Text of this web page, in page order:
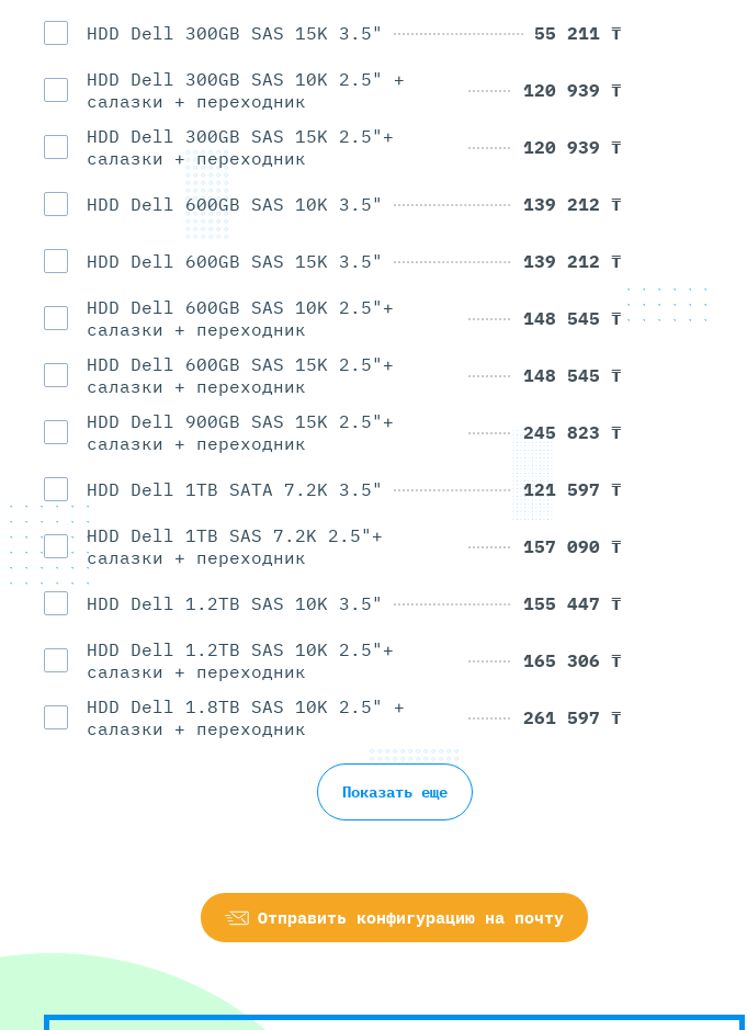
HDD Dell 300GB SAS 15K 3.5" 55 211 ₸
HDD Dell 300GB SAS 10K 2.5" +
салазки + переходник
120 939 ₸
HDD Dell 300GB SAS 15K 2.5"+
салазки + переходник
120 939 ₸
HDD Dell 600GB SAS 10K 3.5" 139 212 ₸
HDD Dell 600GB SAS 15K 3.5" 139 212 ₸
HDD Dell 600GB SAS 10K 2.5"+
салазки + переходник
148 545 ₸
HDD Dell 600GB SAS 15K 2.5"+
салазки + переходник
148 545 ₸
HDD Dell 900GB SAS 15K 2.5"+
салазки + переходник
245 823 ₸
HDD Dell 1TB SATA 7.2K 3.5" 121 597 ₸
HDD Dell 1TB SAS 7.2K 2.5"+
салазки + переходник
157 090 ₸
HDD Dell 1.2TB SAS 10K 3.5" 155 447 ₸
HDD Dell 1.2TB SAS 10K 2.5"+
салазки + переходник
165 306 ₸
HDD Dell 1.8TB SAS 10K 2.5" +
салазки + переходник
261 597 ₸
Показать еще
Отправить конфигурацию на почту